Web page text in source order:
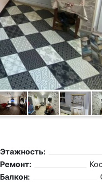
Этажность:
Ремонт:
Балкон: